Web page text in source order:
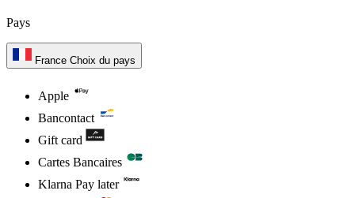
Pays
France Choix du pays
Apple
Bancontact
Gift card
Cartes Bancaires
Klarna Pay later